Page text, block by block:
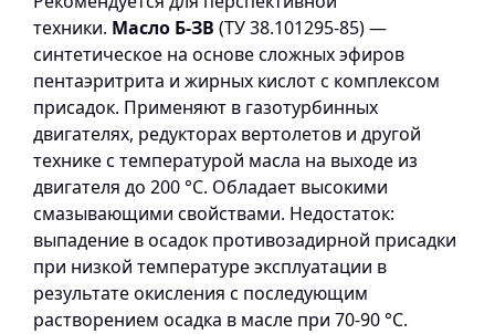
техники. Масло Б-ЗВ (ТУ 38.101295-85) —
синтетическое на основе сложных эфиров
пентаэритрита и жирных кислот с комплексом
присадок. Применяют в газотурбинных
двигателях, редукторах вертолетов и другой
технике с температурой масла на выходе из
двигателя до 200 °С. Обладает высокими
смазывающими свойствами. Недостаток:
выпадение в осадок противозадирной присадки
при низкой температуре эксплуатации в
результате окисления с последующим
растворением осадка в масле при 70-90 °С.